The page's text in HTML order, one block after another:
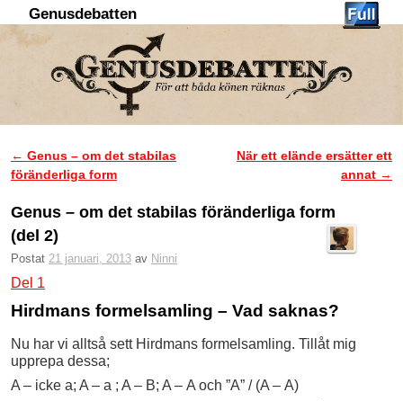
Genusdebatten
Inläggsnavigering
← Genus – om det stabilas
föränderliga form
När ett elände ersätter ett
annat →
Genus – om det stabilas föränderliga form
(del 2)
Postat 21 januari, 2013 av Ninni
Del 1
Hirdmans formelsamling – Vad saknas?
Nu har vi alltså sett Hirdmans formelsamling. Tillåt mig
upprepa dessa;
A – icke a; A – a ; A – B; A – A och ”A” / (A – A)